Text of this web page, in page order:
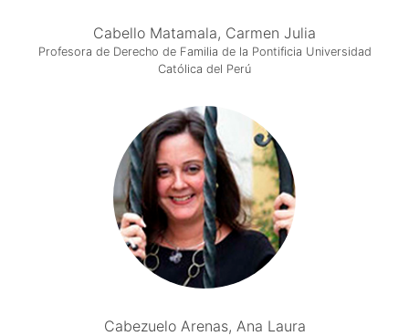
Cabello Matamala, Carmen Julia
Profesora de Derecho de Familia de la Pontificia Universidad
Católica del Perú
Cabezuelo Arenas, Ana Laura